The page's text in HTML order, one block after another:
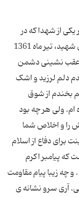
از شهدا که در
عملیات آذر ماه 1360 حضور داشت. پیکر این شهید، تیر ماه 1361
عقب نشینی دشمن
دلم لرزید و اشک
بخندم از شوق
ام. ولی هر چه بود
را و اخلاص شما
برای دفاع از اسلام
که پیامبر اکرم
چه زیبا پیام مقاومت
آری سرو نشانه ی